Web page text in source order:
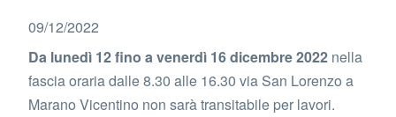
09/12/2022
Da lunedì 12 fino a venerdì 16 dicembre 2022 nella
fascia oraria dalle 8.30 alle 16.30 via San Lorenzo a
Marano Vicentino non sarà transitabile per lavori.